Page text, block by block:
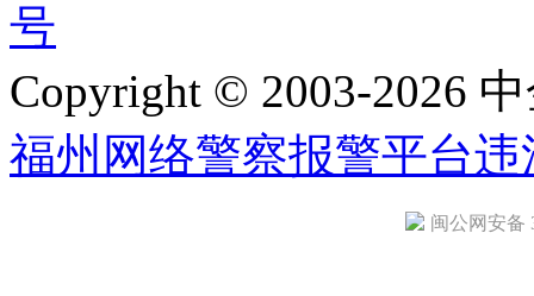
号
Copyright © 2003-2026
福州网络警察报警平台违
闽公网安备